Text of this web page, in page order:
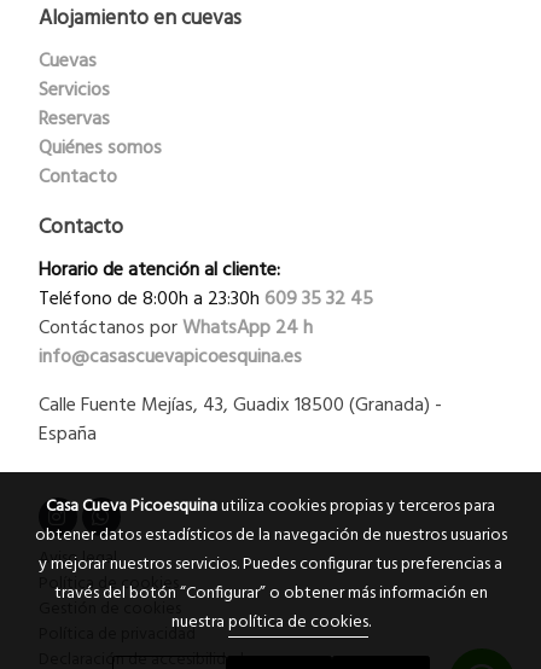
Alojamiento en cuevas
Cuevas
Servicios
Reservas
Quiénes somos
Contacto
Contacto
Horario de atención al cliente:
Teléfono de 8:00h a 23:30h609 35 32 45
Contáctanos porWhatsApp24 h
info@casascuevapicoesquina.es
Calle Fuente Mejías, 43, Guadix 18500 (Granada) -
España
Aviso legal
Política de cookies
Política de privacidad
Declaración de accesibilidad
Casa Cueva Picoesquinautiliza cookies propias y terceros para
obtener datos estadísticos de la navegación de nuestros usuarios
y mejorar nuestros servicios. Puedes configurar tus preferencias a
través del botón “Configurar” o obtener más información en
nuestrapolítica de cookies.